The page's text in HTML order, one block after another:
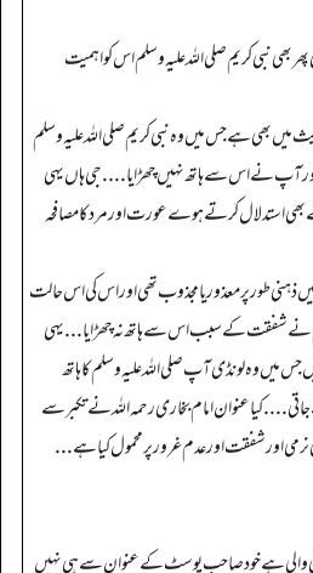
نبی کریم صلی اللہ علیہ وسلم اس کو اہمیت
میں بھی ہے جس میں وہ نبی کریم صلی اللہ علیہ وسلم
آپ نے اس سے ہاتھ نہیں چھڑایا .... جی ہاں یہی
کرتے ہوے عورت اور مرد کا مصافحہ
ذہنی طور پر معذور یا مجذوب تھی اور اس کی اس حالت
نے شفقت کے سبب اس سے ہاتھ نہ چھڑایا ... یہی
میں وہ لونڈی آپ صلی اللہ علیہ وسلم کا ہاتھ
....کیا عنوان امام بخاری رحمہ اللہ نے تکبر سے
اور شفقت اور عدم غرور پر محمول کیا ہے ...
والی ہے خود صاحب پوسٹ کے عنوان سے ہی نہیں